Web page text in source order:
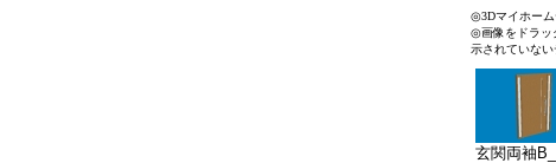
◎3Dマイホーム
◎画像をドラッ
示されていない
玄関両袖